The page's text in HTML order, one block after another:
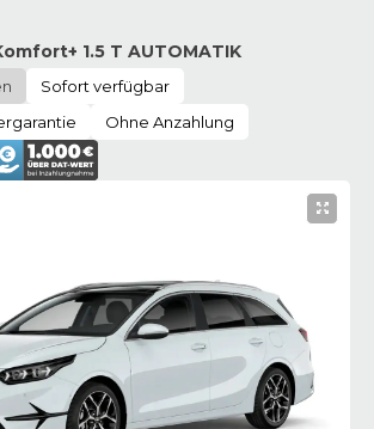
1.5 T AUTOMATIK
Sofort verfügbar
Ohne Anzahlung